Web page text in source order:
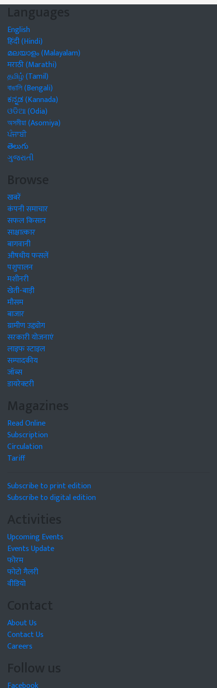
Languages
English
हिंदी (Hindi)
മലയാളം (Malayalam)
मराठी (Marathi)
தமிழ் (Tamil)
বাঙালি (Bengali)
ಕನ್ನಡ (Kannada)
ଓଡିଆ (Odia)
অসমীয়া (Asomiya)
ਪੰਜਾਬੀ
తెలుగు
ગુજરાતી
Browse
खबरें
कंपनी समाचार
सफल किसान
साक्षात्कार
बागवानी
औषधीय फसलें
पशुपालन
मशीनरी
खेती-बाड़ी
मौसम
बाजार
ग्रामीण उद्द्योग
सरकारी योजनाएं
लाइफ स्टाइल
सम्पादकीय
जॉब्स
डायरेक्टरी
Magazines
Read Online
Subscription
Circulation
Tariff
Subscribe to print edition
Subscribe to digital edition
Activities
Upcoming Events
Events Update
फोरम
फोटो गैलरी
वीडियो
Contact
About Us
Contact Us
Careers
Follow us